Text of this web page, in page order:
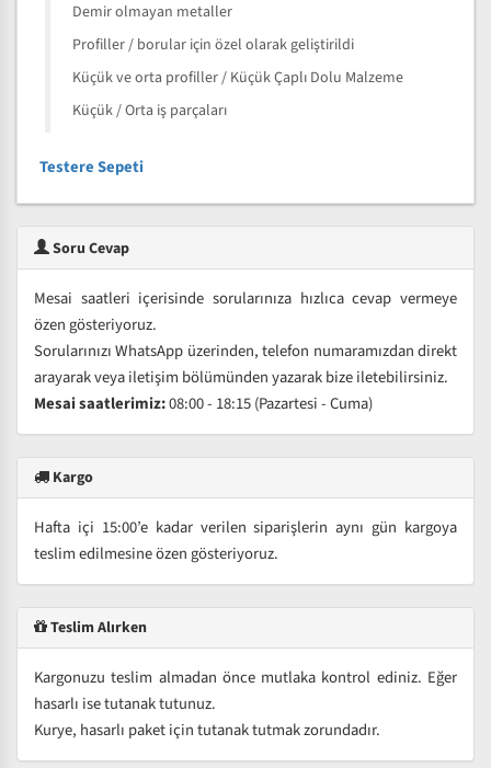
Demir olmayan metaller
Profiller / borular için özel olarak geliştirildi
Küçük ve orta profiller / Küçük Çaplı Dolu Malzeme
Küçük / Orta iş parçaları
Testere Sepeti
Soru Cevap
Mesai saatleri içerisinde sorularınıza hızlıca cevap vermeye
özen gösteriyoruz.
Sorularınızı WhatsApp üzerinden, telefon numaramızdan direkt
arayarak veya iletişim bölümünden yazarak bize iletebilirsiniz.
Mesai saatlerimiz:08:00 - 18:15 (Pazartesi - Cuma)
Kargo
Hafta içi 15:00’e kadar verilen siparişlerin aynı gün kargoya
teslim edilmesine özen gösteriyoruz.
Teslim Alırken
Kargonuzu teslim almadan önce mutlaka kontrol ediniz. Eğer
hasarlı ise tutanak tutunuz.
Kurye, hasarlı paket için tutanak tutmak zorundadır.